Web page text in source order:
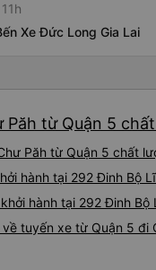
11h
Xe Đức Long Gia Lai
từ Quận 5
Păh từ Quận 5 chất
hành tại 292 Đinh Bộ
hành tại 292 Đinh
tuyến xe từ Quận 5 đi